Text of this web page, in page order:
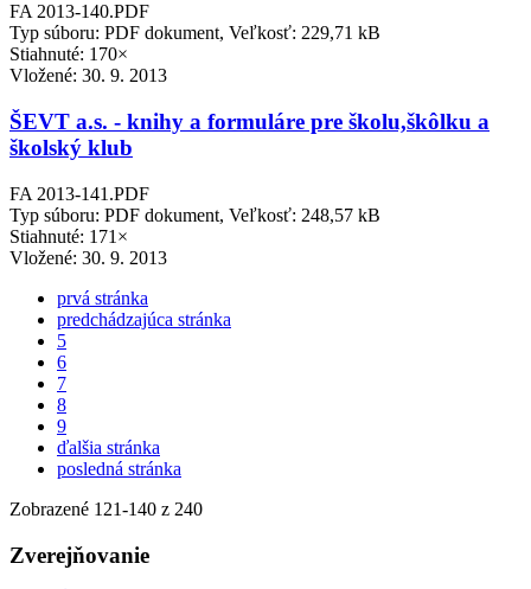
FA 2013-140.PDF
Typ súboru: PDF dokument, Veľkosť: 229,71 kB
Stiahnuté: 170×
Vložené: 30. 9. 2013
ŠEVT a.s. - knihy a formuláre pre školu,škôlku a
školský klub
FA 2013-141.PDF
Typ súboru: PDF dokument, Veľkosť: 248,57 kB
Stiahnuté: 171×
Vložené: 30. 9. 2013
prvá stránka
predchádzajúca stránka
5
6
7
8
9
ďalšia stránka
posledná stránka
Zobrazené 121-140 z 240
Zverejňovanie